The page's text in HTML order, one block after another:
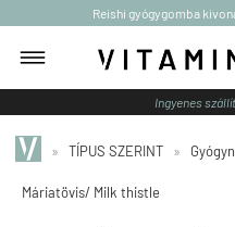
Reishi gyógygomba
Ingyenes
» TÍPUS SZERINT »
Máriatövis/ Milk thistle